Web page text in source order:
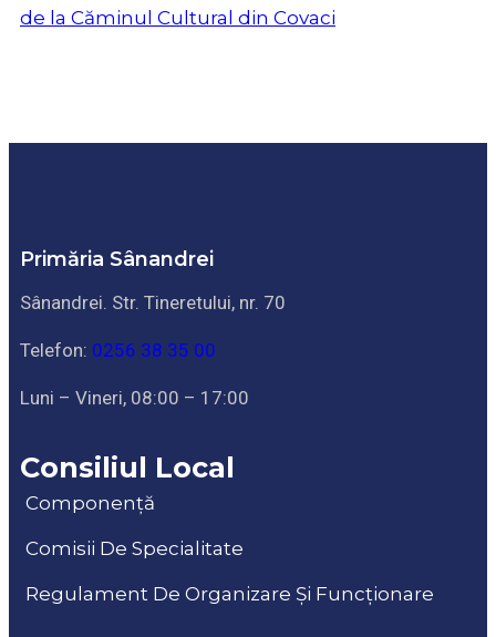
de la Căminul Cultural din Covaci
Primăria Sânandrei
Sânandrei. Str. Tineretului, nr. 70
Telefon: 0256 38 35 00
Luni – Vineri, 08:00 – 17:00
Consiliul Local
Componență
Comisii De Specialitate
Regulament De Organizare Și Funcționare